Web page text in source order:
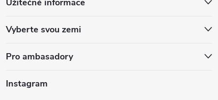
Užitečné informace
Vyberte svou zemi
Pro ambasadory
Instagram